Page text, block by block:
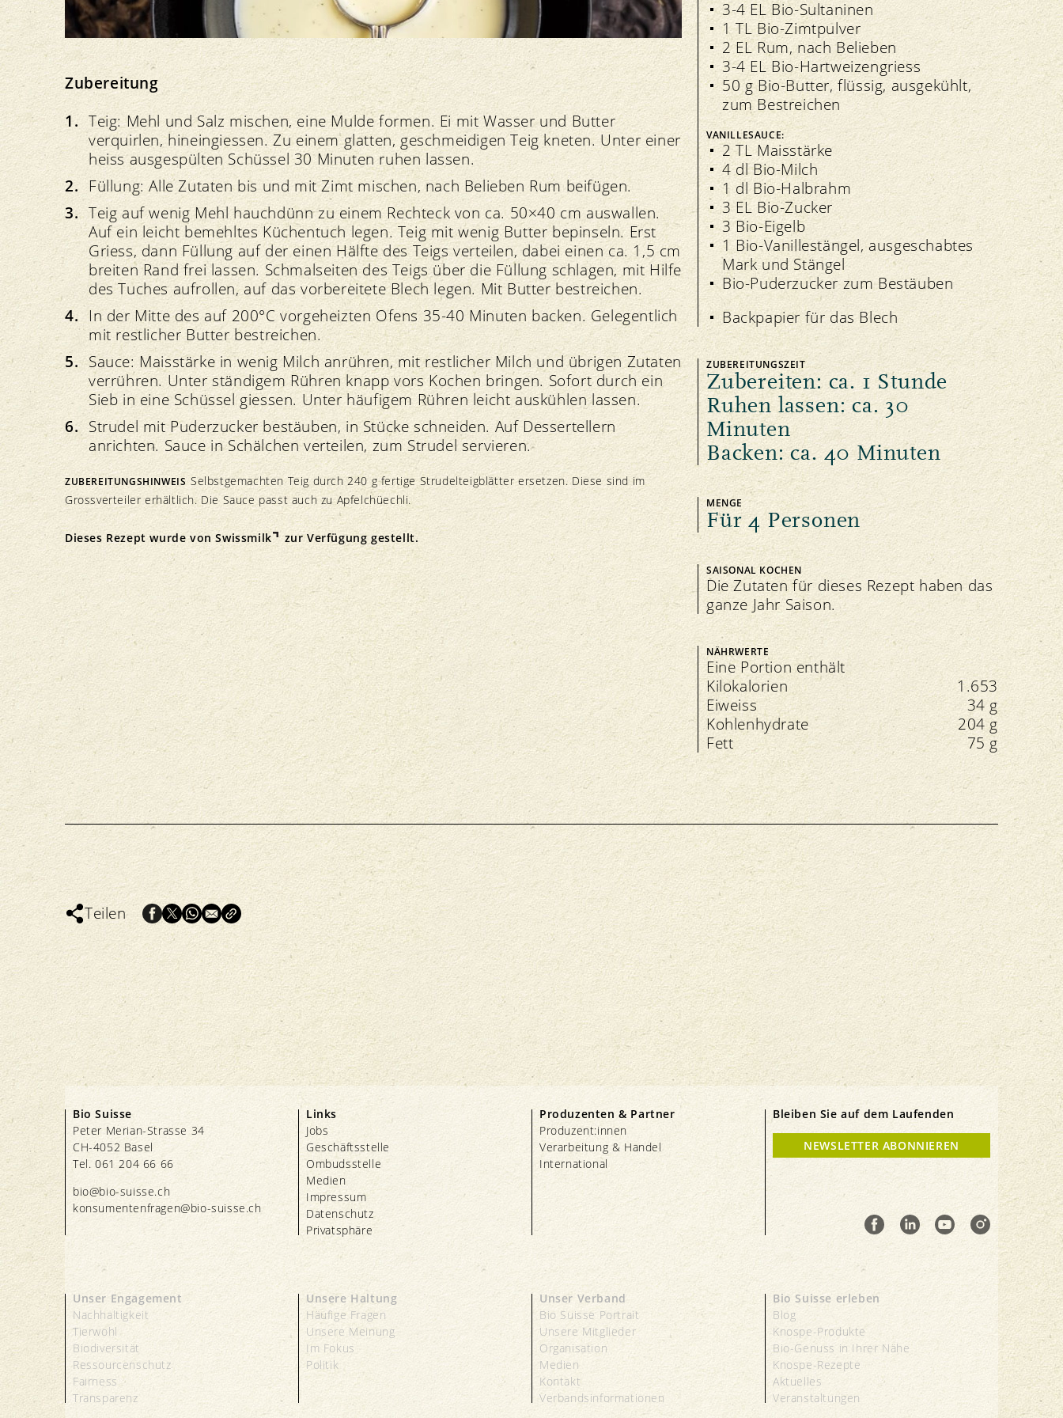
Zubereitung
Teig: Mehl und Salz mischen, eine Mulde formen. Ei mit Wasser und Butter
verquirlen, hineingiessen. Zu einem glatten, geschmeidigen Teig kneten. Unter einer
heiss ausgespülten Schüssel 30 Minuten ruhen lassen.
Füllung: Alle Zutaten bis und mit Zimt mischen, nach Belieben Rum beifügen.
Teig auf wenig Mehl hauchdünn zu einem Rechteck von ca. 50×40 cm auswallen.
Auf ein leicht bemehltes Küchentuch legen. Teig mit wenig Butter bepinseln. Erst
Griess, dann Füllung auf der einen Hälfte des Teigs verteilen, dabei einen ca. 1,5 cm
breiten Rand frei lassen. Schmalseiten des Teigs über die Füllung schlagen, mit Hilfe
des Tuches aufrollen, auf das vorbereitete Blech legen. Mit Butter bestreichen.
In der Mitte des auf 200°C vorgeheizten Ofens 35-40 Minuten backen. Gelegentlich
mit restlicher Butter bestreichen.
Sauce: Maisstärke in wenig Milch anrühren, mit restlicher Milch und übrigen Zutaten
verrühren. Unter ständigem Rühren knapp vors Kochen bringen. Sofort durch ein
Sieb in eine Schüssel giessen. Unter häufigem Rühren leicht auskühlen lassen.
Strudel mit Puderzucker bestäuben, in Stücke schneiden. Auf Dessertellern
anrichten. Sauce in Schälchen verteilen, zum Strudel servieren.
ZUBEREITUNGSHINWEIS Selbstgemachten Teig durch 240 g fertige Strudelteigblätter ersetzen. Diese sind im
Grossverteiler erhältlich. Die Sauce passt auch zu Apfelchüechli.
Dieses Rezept wurde vonSwissmilk zur Verfügung gestellt.
3-4 EL Bio-Sultaninen
1 TL Bio-Zimtpulver
2 EL Rum, nach Belieben
3-4 EL Bio-Hartweizengriess
50 g Bio-Butter, flüssig, ausgekühlt,
zum Bestreichen
VANILLESAUCE:
2 TL Maisstärke
4 dl Bio-Milch
1 dl Bio-Halbrahm
3 EL Bio-Zucker
3 Bio-Eigelb
1 Bio-Vanillestängel, ausgeschabtes
Mark und Stängel
Bio-Puderzucker zum Bestäuben
Backpapier für das Blech
ZUBEREITUNGSZEIT
Zubereiten: ca. 1 Stunde
Ruhen lassen: ca. 30
Minuten
Backen: ca. 40 Minuten
MENGE
Für 4 Personen
SAISONAL KOCHEN
Die Zutaten für dieses Rezept haben das
ganze Jahr Saison.
NÄHRWERTE
Eine Portion enthält
Kilokalorien
1.653
Eiweiss
34 g
Kohlenhydrate
204 g
Fett
75 g
Teilen
Bio Suisse
Peter Merian-Strasse 34
CH-4052 Basel
Tel. 061 204 66 66
bio@bio-suisse.ch
konsumentenfragen@bio-suisse.ch
Links
Jobs
Geschäftsstelle
Ombudsstelle
Medien
Impressum
Datenschutz
Privatsphäre
Produzenten & Partner
Produzent:innen
Verarbeitung & Handel
International
Bleiben Sie auf dem Laufenden
NEWSLETTER ABONNIEREN
Unser Engagement
Nachhaltigkeit
Tierwohl
Biodiversität
Ressourcenschutz
Fairness
Transparenz
Unsere Haltung
Häufige Fragen
Unsere Meinung
Im Fokus
Politik
Unser Verband
Bio Suisse Portrait
Unsere Mitglieder
Organisation
Medien
Kontakt
Verbandsinformationen
Bio Suisse erleben
Blog
Knospe-Produkte
Bio-Genuss in Ihrer Nähe
Knospe-Rezepte
Aktuelles
Veranstaltungen